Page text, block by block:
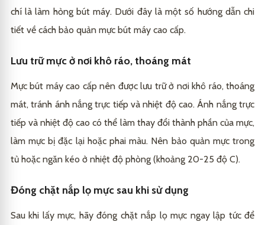
chí là làm hỏng bút máy. Dưới đây là một số hướng dẫn chi
tiết về cách bảo quản mực bút máy cao cấp.
Lưu trữ mực ở nơi khô ráo, thoáng mát
Mực bút máy cao cấp nên được lưu trữ ở nơi khô ráo, thoáng
mát, tránh ánh nắng trực tiếp và nhiệt độ cao. Ánh nắng trực
tiếp và nhiệt độ cao có thể làm thay đổi thành phần của mực,
làm mực bị đặc lại hoặc phai màu. Nên bảo quản mực trong
tủ hoặc ngăn kéo ở nhiệt độ phòng (khoảng 20-25 độ C).
Đóng chặt nắp lọ mực sau khi sử dụng
Sau khi lấy mực, hãy đóng chặt nắp lọ mực ngay lập tức để